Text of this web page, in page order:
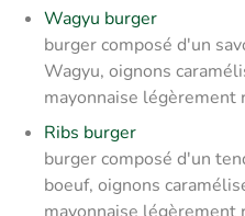
Wagyu burger
burger composé d'un
Wagyu, oignons
mayonnaise légèrement
Ribs burger
burger composé d'un
boeuf, oignons